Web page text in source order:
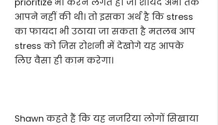
आपने नहीं की थी। तो इसका अर्थ है कि stress
का फायदा भी उठाया जा सकता है मतलब आप
stress को जिस रोशनी में देखोगे यह आपके
लिए वैसा ही काम करेगा।
Shawn कहते हैं कि यह नजरिया लोगों सिखाया